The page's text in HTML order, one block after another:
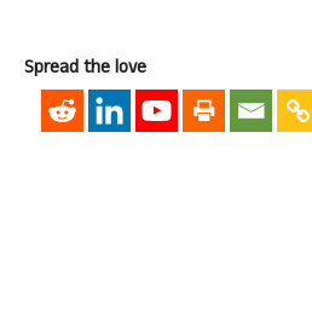
Spread the love